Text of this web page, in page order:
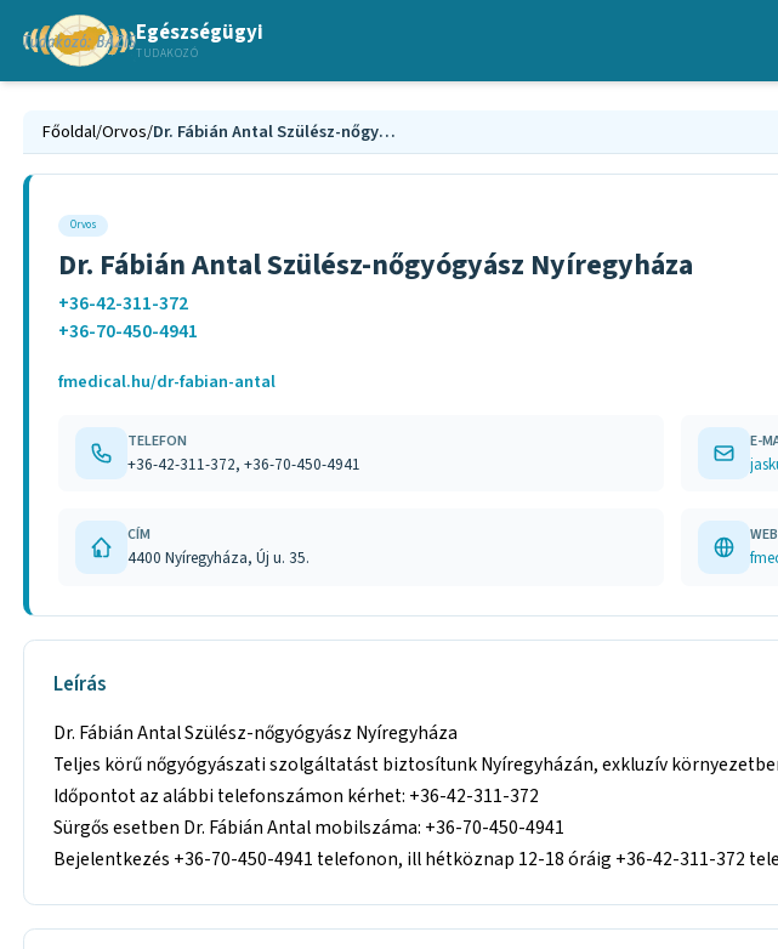
Egészségügyi
TUDAKOZÓ
Főoldal/Orvos/ Dr. Fábián Antal Szülész-nőgyógyász Nyíregyháza
Orvos
Dr. Fábián Antal Szülész-nőgyógyász Nyíregyháza
+36-42-311-372
+36-70-450-4941
fmedical.hu/dr-fabian-antal
TELEFON
+36-42-311-372, +36-70-450-4941
E-
CÍM
4400 Nyíregyháza, Új u. 35.
Leírás
Dr. Fábián Antal Szülész-nőgyógyász Nyíregyháza
Teljes körű nőgyógyászati szolgáltatást biztosítunk Nyíregyházán, exkluzív
Időpontot az alábbi telefonszámon kérhet: +36-42-311-372
Sürgős esetben Dr. Fábián Antal mobilszáma: +36-70-450-4941
Bejelentkezés +36-70-450-4941 telefonon, ill hétköznap 12-18 óráig +36-42-311-372